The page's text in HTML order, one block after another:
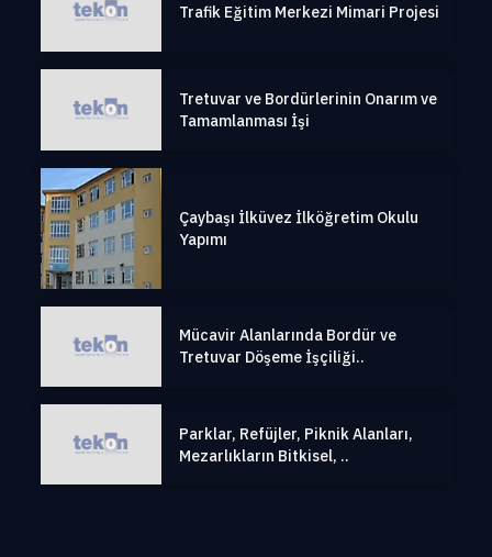
Trafik Eğitim Merkezi Mimari Projesi
Tretuvar ve Bordürlerinin Onarım ve
Tamamlanması İşi
Çaybaşı İlküvez İlköğretim Okulu
Yapımı
Mücavir Alanlarında Bordür ve
Tretuvar Döşeme İşçiliği..
Parklar, Refüjler, Piknik Alanları,
Mezarlıkların Bitkisel, ..